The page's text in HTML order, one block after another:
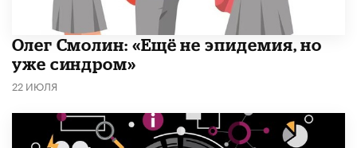
​Олег Смолин: «Ещё не эпидемия, но
уже синдром»
22 ИЮЛЯ